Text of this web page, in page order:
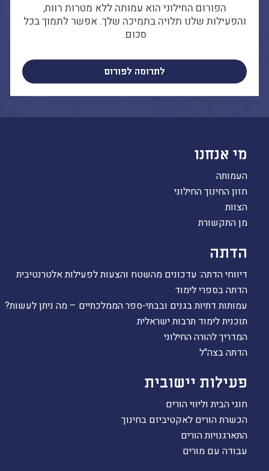
הפורום החילוני הוא עמותה ללא מטרות רווח,
והפעילות שלנו תלויה בתמיכה שלך. אפשר לתמוך בכל
סכום.
לתרומה לפורום
מי אנחנו
העמותה
חזון החינוך החילוני
הצוות
מן התקשורת
הדתה
דיווחי הדתה: עדכונים מהשטח והצעות לפעילות אלטרנטיבית
הדתה בספרי לימוד
עמותות דתיות בגנים ובבתי-ספר הממלכתיים – מה ניתן לעשות?
תוכנית לימוד תרבות ישראלית
המדריך להורה החילוני
הדתה בצה"ל
פעילות יישובית
חוגי הבית וליווי הורים
הכשרת הורים לאקטיביזם בחינוך
התארגנויות הורים
עבודה עם מורים